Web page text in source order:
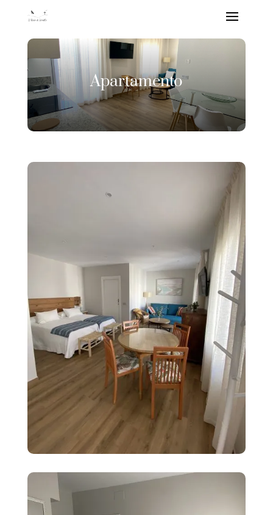
Apartamento